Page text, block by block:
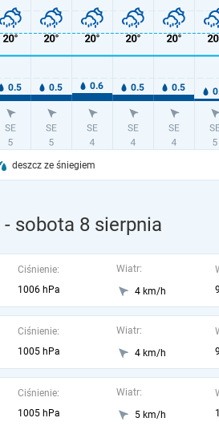
deszcz ze śniegiem
- sobota 8 sierpnia
Ciśnienie:
1006 hPa
Wiatr:
4 km/h
Ciśnienie:
1005 hPa
Wiatr:
4 km/h
Ciśnienie:
1005 hPa
Wiatr:
5 km/h